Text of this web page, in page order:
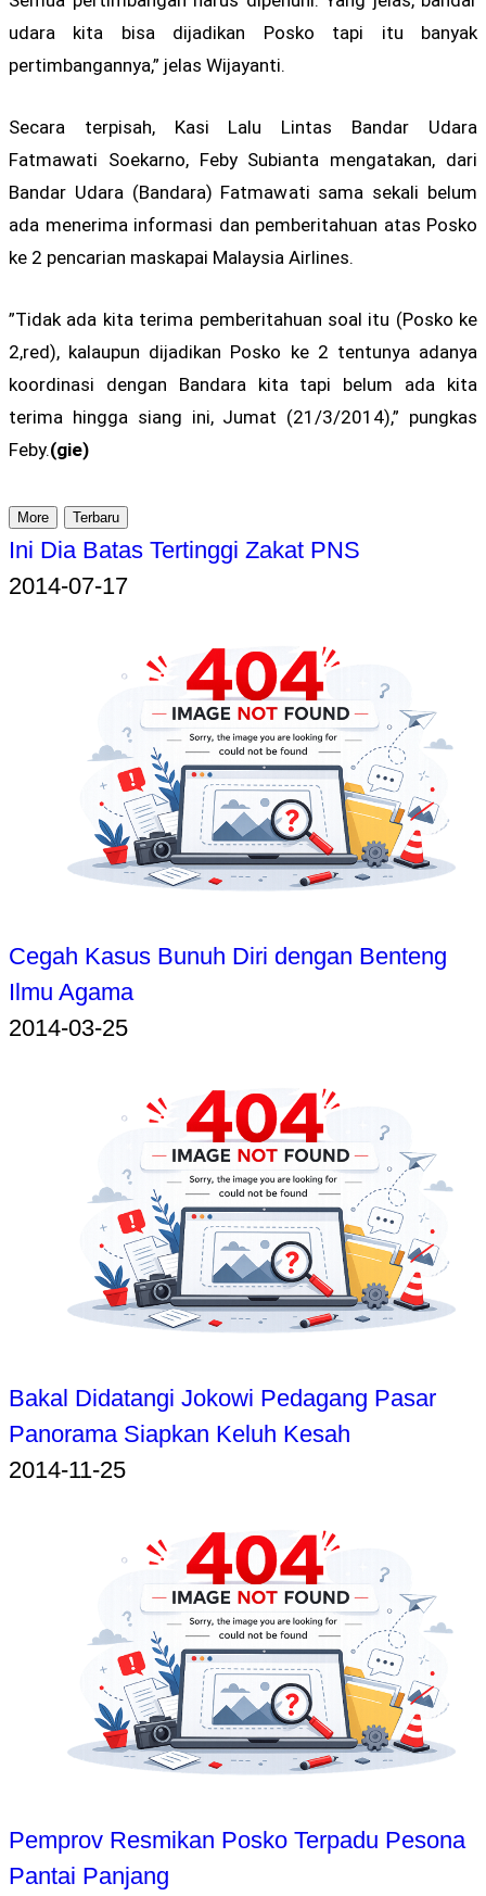
udara kita bisa dijadikan Posko tapi itu banyak
pertimbangannya,” jelas Wijayanti.
Secara terpisah, Kasi Lalu Lintas Bandar Udara
Fatmawati Soekarno, Feby Subianta mengatakan, dari
Bandar Udara (Bandara) Fatmawati sama sekali belum
ada menerima informasi dan pemberitahuan atas Posko
ke 2 pencarian maskapai Malaysia Airlines.
”Tidak ada kita terima pemberitahuan soal itu (Posko ke
2,red), kalaupun dijadikan Posko ke 2 tentunya adanya
koordinasi dengan Bandara kita tapi belum ada kita
terima hingga siang ini, Jumat (21/3/2014),” pungkas
Feby.(gie)
More Terbaru
Ini Dia Batas Tertinggi Zakat PNS
2014-07-17
Cegah Kasus Bunuh Diri dengan Benteng
Ilmu Agama
2014-03-25
Bakal Didatangi Jokowi Pedagang Pasar
Panorama Siapkan Keluh Kesah
2014-11-25
Pemprov Resmikan Posko Terpadu Pesona
Pantai Panjang